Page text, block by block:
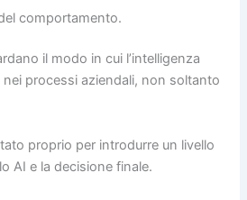
comportamento.
il modo in cui l’intelligenza
processi aziendali, non soltanto
proprio per introdurre un livello
AI e la decisione finale.